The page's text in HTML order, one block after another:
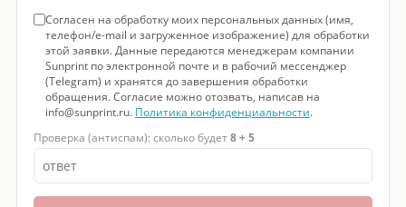
Согласен на обработку моих персональных данных (имя,
телефон/e-mail и загруженное изображение) для обработки
этой заявки. Данные передаются менеджерам компании
Sunprint по электронной почте и в рабочий мессенджер
(Telegram) и хранятся до завершения обработки
обращения. Согласие можно отозвать, написав на
info@sunprint.ru. Политика конфиденциальности.
Проверка (антиспам): сколько будет8 + 5